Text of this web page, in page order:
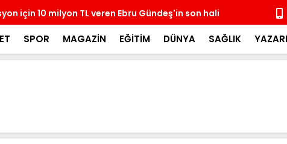
için 10 milyon TL veren Ebru Gündeş'in son hali
SPOR MAGAZİN EĞİTİM DÜNYA SAĞLIK